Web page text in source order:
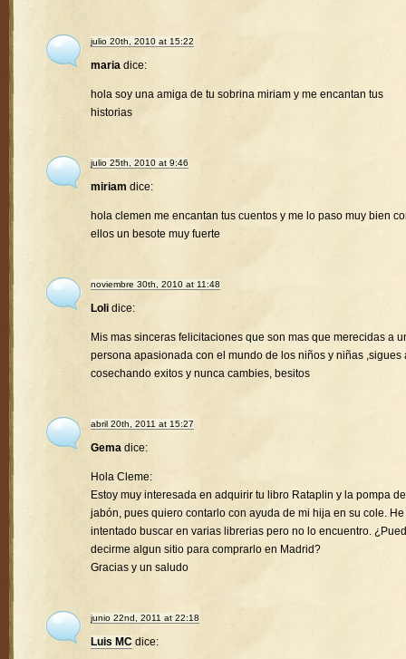
julio 20th, 2010 at 15:22
maria dice:
hola soy una amiga de tu sobrina miriam y me encantan tus
historias
julio 25th, 2010 at 9:46
miriam dice:
hola clemen me encantan tus cuentos y me lo paso muy bien
ellos un besote muy fuerte
noviembre 30th, 2010 at 11:48
Loli dice:
Mis mas sinceras felicitaciones que son mas que merecidas a
persona apasionada con el mundo de los niños y niñas ,sigues
cosechando exitos y nunca cambies, besitos
abril 20th, 2011 at 15:27
Gema dice:
Hola Cleme:
Estoy muy interesada en adquirir tu libro Rataplin y la pompa de
jabón, pues quiero contarlo con ayuda de mi hija en su cole. He
intentado buscar en varias librerias pero no lo encuentro.
decirme algun sitio para comprarlo en Madrid?
Gracias y un saludo
junio 22nd, 2011 at 22:18
Luis MC dice: